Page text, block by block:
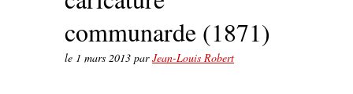
communarde (1871)
le 1 mars 2013 parJean-Louis Robert